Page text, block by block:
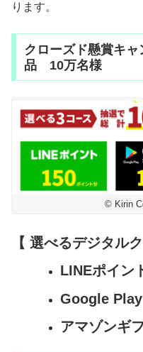
ります。
クローズド懸賞キ
品 10万名様
© Kirin
【 選べるデジタル
LINEポイン
Google
アマゾンギ